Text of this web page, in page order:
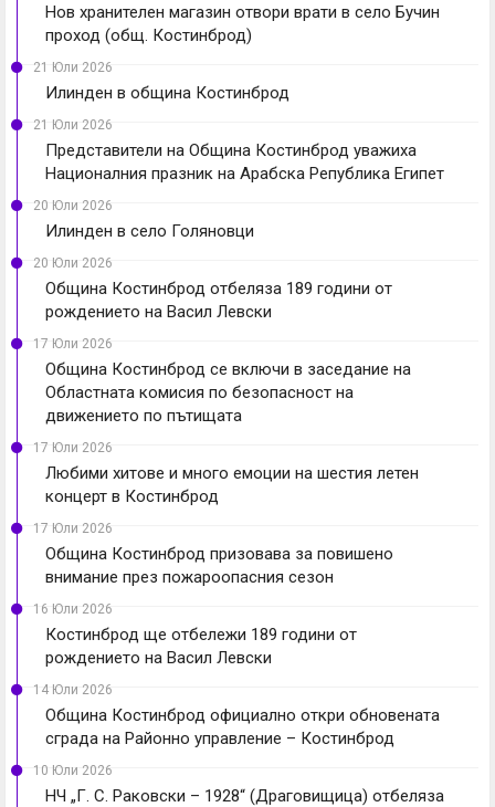
Нов хранителен магазин отвори врати в село Бучин
проход (общ. Костинброд)
21 Юли 2026
Илинден в община Костинброд
21 Юли 2026
Представители на Община Костинброд уважиха
Националния празник на Арабска Република Египет
20 Юли 2026
Илинден в село Голяновци
20 Юли 2026
Община Костинброд отбеляза 189 години от
рождението на Васил Левски
17 Юли 2026
Община Костинброд се включи в заседание на
Областната комисия по безопасност на
движението по пътищата
17 Юли 2026
Любими хитове и много емоции на шестия летен
концерт в Костинброд
17 Юли 2026
Община Костинброд призовава за повишено
внимание през пожароопасния сезон
16 Юли 2026
Костинброд ще отбележи 189 години от
рождението на Васил Левски
14 Юли 2026
Община Костинброд официално откри обновената
сграда на Районно управление – Костинброд
10 Юли 2026
НЧ „Г. С. Раковски – 1928“ (Драговищица) отбеляза